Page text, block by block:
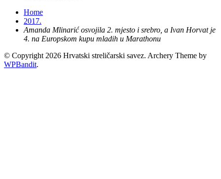
Home
2017.
Amanda Mlinarić osvojila 2. mjesto i srebro, a Ivan Horvat je
4. na Europskom kupu mladih u Marathonu
© Copyright 2026 Hrvatski streličarski savez. Archery Theme by
WPBandit.